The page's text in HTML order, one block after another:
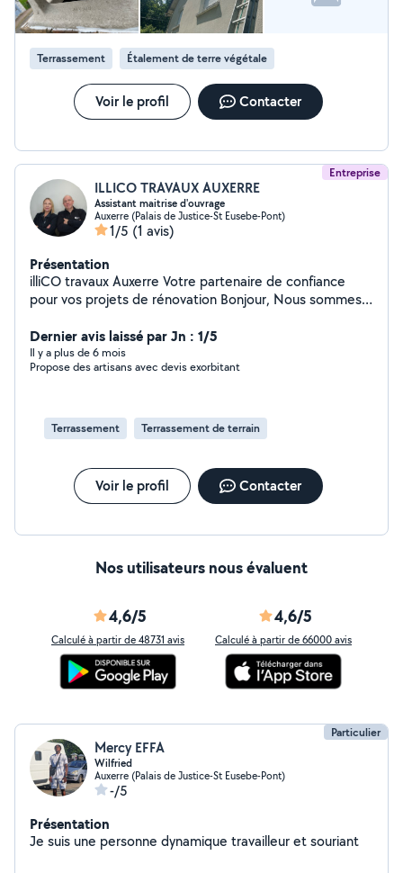
Terrassement Étalement de terre végétale
Voir le profil Contacter
Entreprise
ILLICO TRAVAUX AUXERRE
Assistant maitrise d'ouvrage
Auxerre (Palais de Justice-St Eusebe-Pont)
1/5 (1 avis)
Présentation
illiCO travaux Auxerre Votre partenaire de confiance
pour vos projets de rénovation Bonjour, Nous sommes
de l'extension et de l'aménagement de l'habitat. Basés à
Auxerre, nous intervenons dans toute l'agglomération et
les communes voisines. Vous avez un projet de travaux ?
habitation, nous vous accompagnons à chaque étape
grâce à notre expertise en Assistance à Maîtrise
accompagnement personnalisé de l'idée à la réception
des travaux Sélection rigoureuse des artisans locaux
budget Suivi de chantier complet avec un interlocuteur
peinture.......
Dernier avis laissé par Jn : 1/5
Il y a plus de 6 mois
Propose des artisans avec devis exorbitant
Terrassement Terrassement de terrain
Voir le profil Contacter
Nos utilisateurs nous évaluent
4,6/5
Calculé à partir de 48731 avis
4,6/5
Calculé à partir de 66000 avis
Particulier
Mercy EFFA
Wilfried
Auxerre (Palais de Justice-St Eusebe-Pont)
-/5
Présentation
Je suis une personne dynamique travailleur et souriant